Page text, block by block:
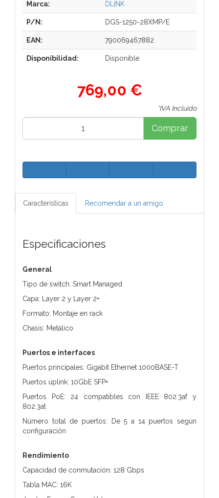
Marca: DLINK
P/N: DGS-1250-28XMP/E
EAN: 790069467882
Disponibilidad: Disponible
769,00 €
*IVA Incluido
Comprar
Características Recomendar a un amigo
Especificaciones
General
Tipo de switch: Smart Managed
Capa: Layer 2 y Layer 2+
Formato: Montaje en rack
Chasis: Metálico
Puertos e interfaces
Puertos principales: Gigabit Ethernet 1000BASE-T
Puertos uplink: 10GbE SFP+
Puertos PoE: 24 compatibles con IEEE 802.3af y
802.3at
Número total de puertos: De 5 a 14 puertos según
configuración
Rendimiento
Capacidad de conmutación: 128 Gbps
Tabla MAC: 16K